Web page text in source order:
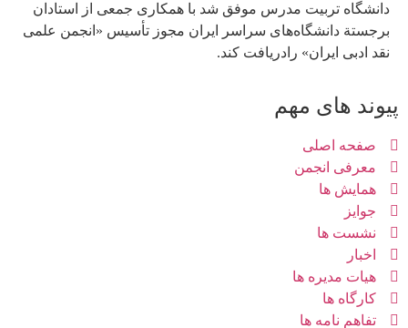
دانشگاه تربیت مدرس موفق شد با همكاری جمعی از استادان
برجستة دانشگاه‌های سراسر ایران مجوز تأسیس «انجمن علمی
نقد ادبی ایران» رادریافت كند.
پیوند های مهم
صفحه اصلی
معرفی انجمن
همایش ها
جوایز
نشست ها
اخبار
هیات مدیره ها
کارگاه ها
تفاهم نامه ها